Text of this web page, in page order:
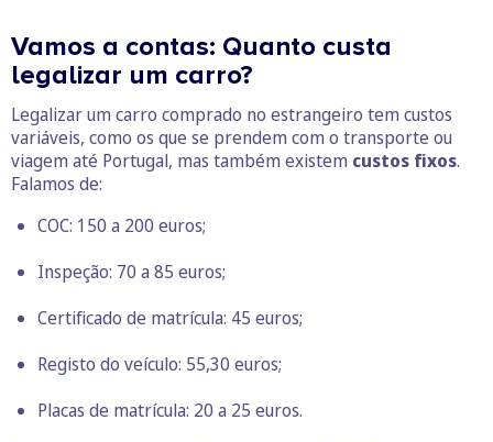
Vamos a contas: Quanto custa
legalizar um carro?
Legalizar um carro comprado no estrangeiro tem custos
variáveis, como os que se prendem com o transporte ou
viagem até Portugal, mas também existem custos fixos.
Falamos de:
COC: 150 a 200 euros;
Inspeção: 70 a 85 euros;
Certificado de matrícula: 45 euros;
Registo do veículo: 55,30 euros;
Placas de matrícula: 20 a 25 euros.